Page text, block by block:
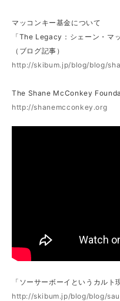
マッコンキー基金について
「The Legacy：シェーン・マ
（ブログ記事）
http://skibum.jp/blog/blog/
The Shane McConkey
http://shanemcconkey.org
「ソーサーボーイというカルト
http://skibum.jp/blog/blog/